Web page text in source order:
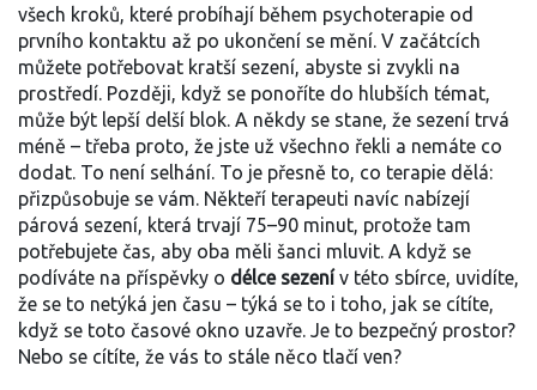
všech kroků, které probíhají během psychoterapie od
prvního kontaktu až po ukončení se mění. V začátcích
můžete potřebovat kratší sezení, abyste si zvykli na
prostředí. Později, když se ponoříte do hlubších témat,
může být lepší delší blok. A někdy se stane, že sezení trvá
méně – třeba proto, že jste už všechno řekli a nemáte co
dodat. To není selhání. To je přesně to, co terapie dělá:
přizpůsobuje se vám. Někteří terapeuti navíc nabízejí
párová sezení, která trvají 75–90 minut, protože tam
potřebujete čas, aby oba měli šanci mluvit. A když se
podíváte na příspěvky o délce sezenív této sbírce, uvidíte,
že se to netýká jen času – týká se to i toho, jak se cítíte,
když se toto časové okno uzavře. Je to bezpečný prostor?
Nebo se cítíte, že vás to stále něco tlačí ven?